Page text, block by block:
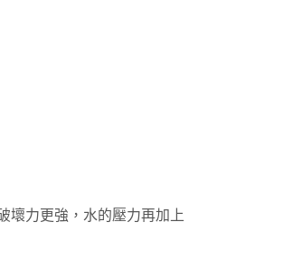
壞力更強，水的壓力再加上